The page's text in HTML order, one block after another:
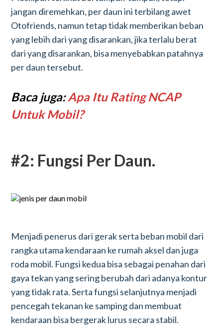
jangan diremehkan, per daun ini terbilang awet
Otofriends, namun tetap tidak memberikan beban
yang lebih dari yang disarankan, jika terlalu berat
dari yang disarankan, bisa menyebabkan patahnya
per daun tersebut.
Baca juga:Apa Itu Rating NCAP
Untuk Mobil?
#2: Fungsi Per Daun.
Menjadi penerus dari gerak serta beban mobil dari
rangka utama kendaraan ke rumah aksel dan juga
roda mobil. Fungsi kedua bisa sebagai penahan dari
gaya tekan yang sering berubah dari adanya kontur
yang tidak rata. Serta fungsi selanjutnya menjadi
pencegah tekanan ke samping dan membuat
kendaraan bisa bergerak lurus secara stabil.